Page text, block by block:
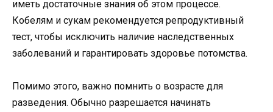
иметь достаточные знания об этом процессе.
Кобелям и сукам рекомендуется репродуктивный
тест, чтобы исключить наличие наследственных
заболеваний и гарантировать здоровье потомства.
Помимо этого, важно помнить о возрасте для
разведения. Обычно разрешается начинать